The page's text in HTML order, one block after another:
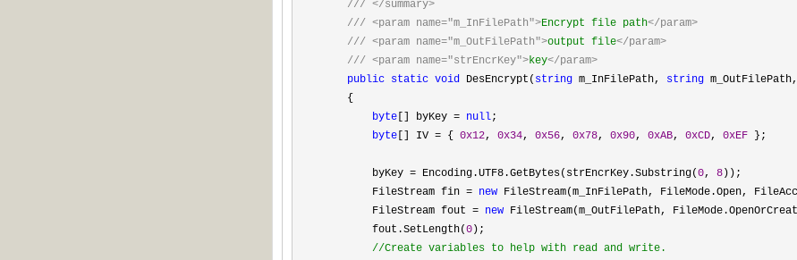
/// </summary>
/// <param name="m_InFilePath">Encrypt file path</param>
/// <param name="m_OutFilePath">output file</param>
/// <param name="strEncrKey">key</param>
public static void DesEncrypt( string m_InFilePath, string m_OutFilePath,
{
byte [] byKey = null;
byte [] IV = { 0x12, 0x34, 0x56, 0x78, 0x90, 0xAB, 0xCD, 0xEF };
byKey = Encoding.UTF8.GetBytes(strEncrKey.Substring(0, 8 ));
FileStream fin = new FileStream(m_InFilePath, FileMode.Open,
FileStream fout = new FileStream(m_OutFilePath,
fout.SetLength(0 );
//Create variables to help with read and write.